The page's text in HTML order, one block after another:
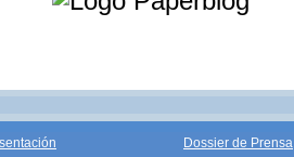
Dossier de Prensa